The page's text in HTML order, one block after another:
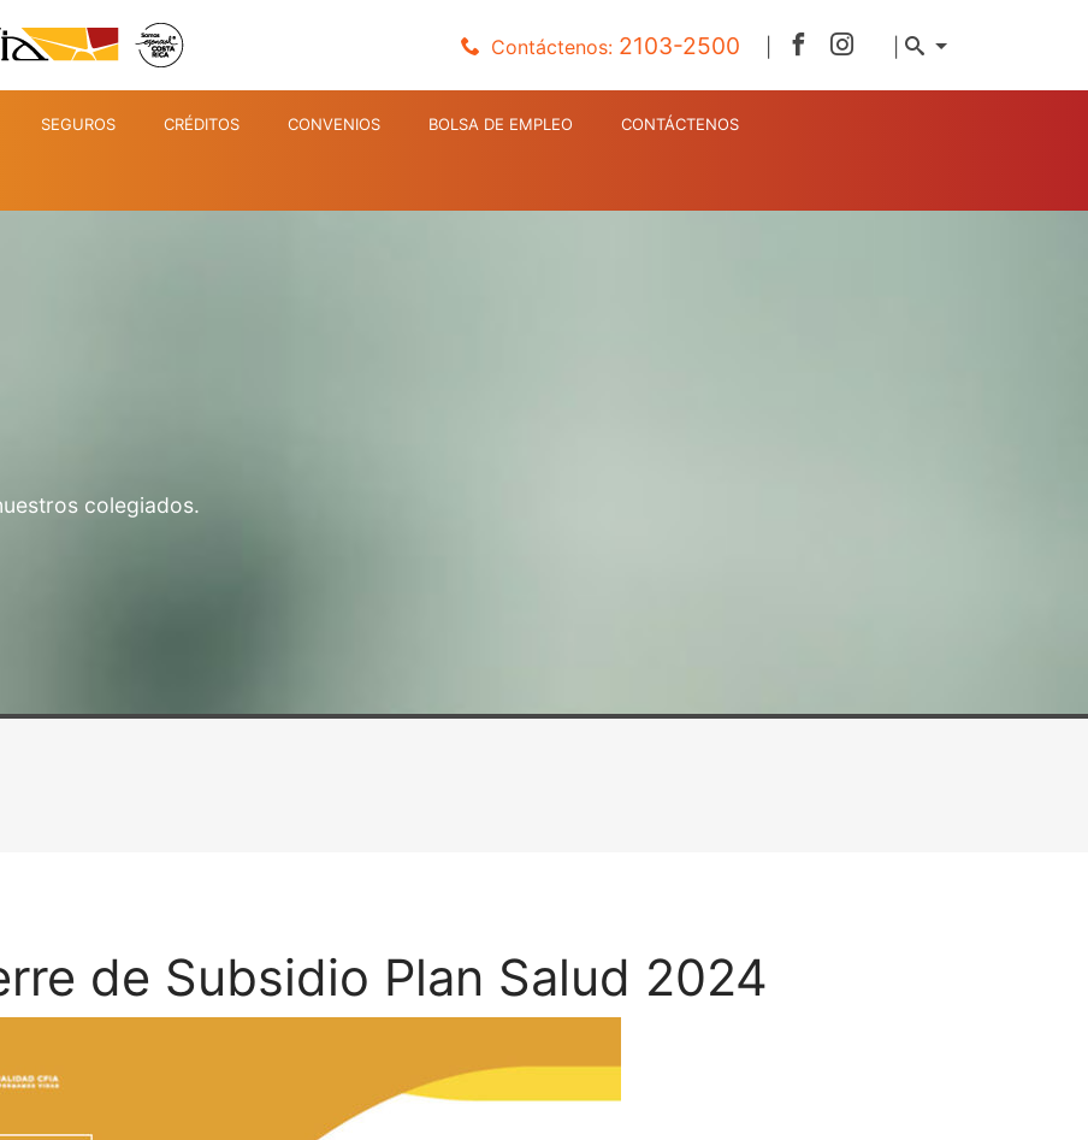
Contáctenos: 2103-2500 |
SEGUROS CRÉDITOS CONVENIOS BOLSA DE EMPLEO CONTÁCTENOS
colegiados.
de Subsidio Plan Salud 2024